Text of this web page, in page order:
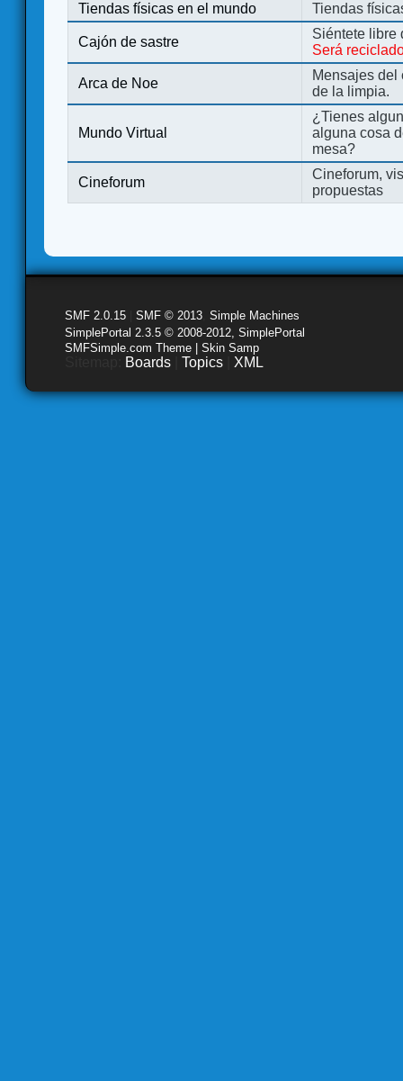
Tiendas físicas en el mundo
Tiendas
Cajón de sastre
Siéntete libre
Será
Arca de Noe
Mensajes del
de la limpia.
Mundo Virtual
¿Tienes
alguna cosa
mesa?
Cineforum
Cineforum,
propuestas
SMF 2.0.15 SMF © 2013 Simple Machines
SimplePortal 2.3.5 © 2008-2012, SimplePortal
SMFSimple.com Theme | Skin Samp
Boards Topics XML